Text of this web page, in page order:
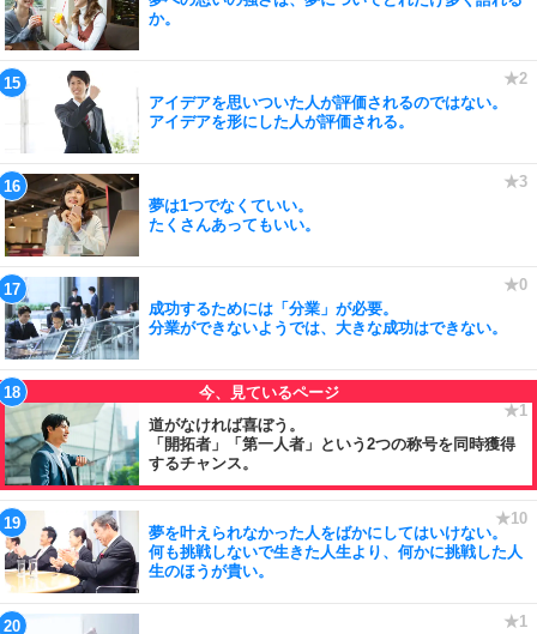
か。
アイデアを思いついた人が評価されるのではない。
アイデアを形にした人が評価される。
夢は1つでなくていい。
たくさんあってもいい。
成功するためには「分業」が必要。
分業ができないようでは、大きな成功はできない。
道がなければ喜ぼう。
「開拓者」「第一人者」という2つの称号を同時獲得
するチャンス。
夢を叶えられなかった人をばかにしてはいけない。
何も挑戦しないで生きた人生より、何かに挑戦した人
生のほうが貴い。